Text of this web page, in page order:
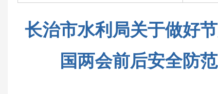
长治市水利局关于做好
国两会前后安全防